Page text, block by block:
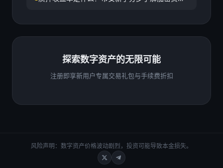
探索数字资产的无限可能
注册即享新用户专属交易礼包与手续费折扣
风险声明：数字资产价格波动剧烈，投资可能导致本金损失。